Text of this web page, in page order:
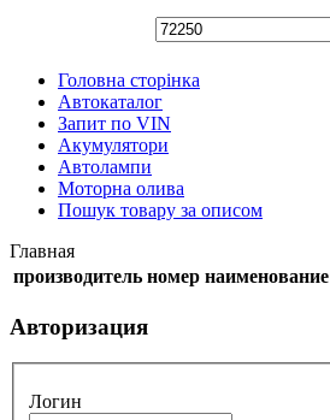
Головна сторінка
Автокаталог
Запит по VIN
Акумулятори
Автолампи
Моторна олива
Пошук товару за описом
Главная
производитель номер наименование
Авторизация
Логин